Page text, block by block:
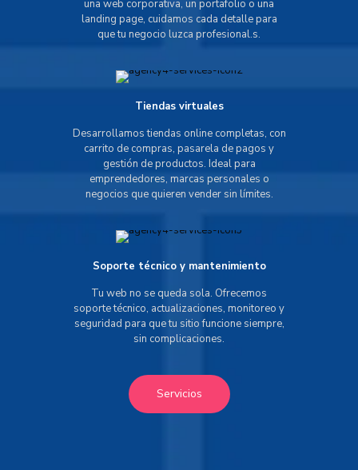
una web corporativa, un portafolio o una
landing page, cuidamos cada detalle para
que tu negocio luzca profesional.s.
Tiendas virtuales
Desarrollamos tiendas online completas, con
carrito de compras, pasarela de pagos y
gestión de productos. Ideal para
emprendedores, marcas personales o
negocios que quieren vender sin límites.
Soporte técnico y mantenimiento
Tu web no se queda sola. Ofrecemos
soporte técnico, actualizaciones, monitoreo y
seguridad para que tu sitio funcione siempre,
sin complicaciones.
Servicios